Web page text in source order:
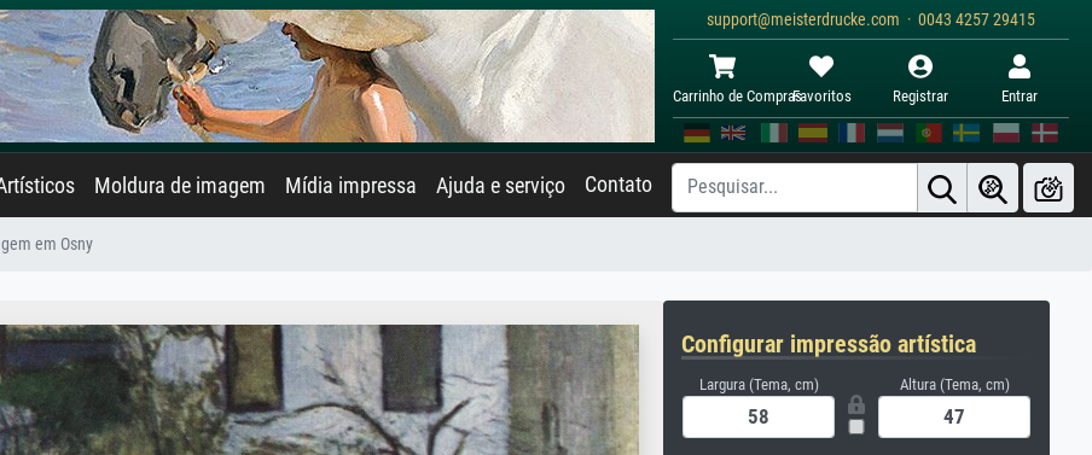
support@meisterdrucke.com · 0043 4257 29415
Carrinho de ComprasFavoritos Registrar Entrar
Moldura de imagem Mídia impressa Ajuda e serviço Contato
em Osny
Configurar impressão artística
Largura (Tema, cm) Altura (Tema, cm)